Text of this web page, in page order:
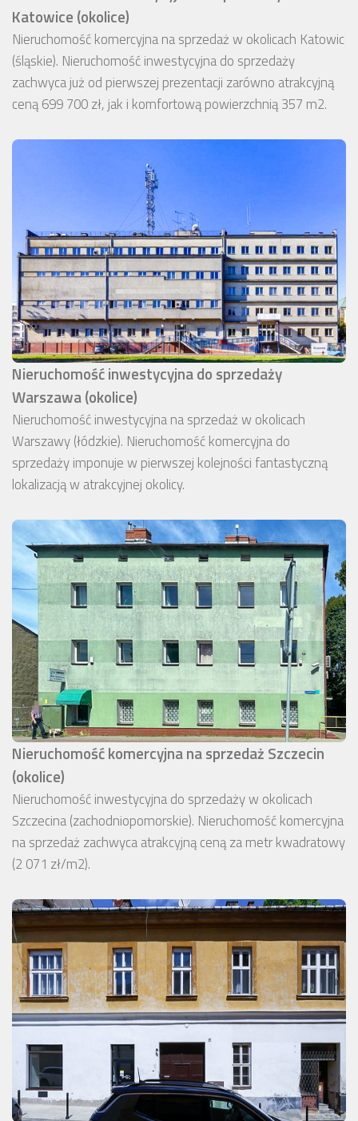
Katowice (okolice)
Nieruchomość komercyjna na sprzedaż w okolicach Katowic
(śląskie). Nieruchomość inwestycyjna do sprzedaży
zachwyca już od pierwszej prezentacji zarówno atrakcyjną
ceną 699 700 zł, jak i komfortową powierzchnią 357 m2.
Nieruchomość inwestycyjna do sprzedaży
Warszawa (okolice)
Nieruchomość inwestycyjna na sprzedaż w okolicach
Warszawy (łódzkie). Nieruchomość komercyjna do
sprzedaży imponuje w pierwszej kolejności fantastyczną
lokalizacją w atrakcyjnej okolicy.
Nieruchomość komercyjna na sprzedaż Szczecin
(okolice)
Nieruchomość inwestycyjna do sprzedaży w okolicach
Szczecina (zachodniopomorskie). Nieruchomość komercyjna
na sprzedaż zachwyca atrakcyjną ceną za metr kwadratowy
(2 071 zł/m2).